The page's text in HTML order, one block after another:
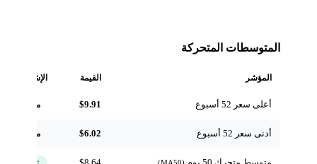
المتوسطات المتحركة
المؤشر القيمة الإشارة
أعلى سعر 52 أسبوع $9.91 مرجعي
أدنى سعر 52 أسبوع $6.02 مرجعي